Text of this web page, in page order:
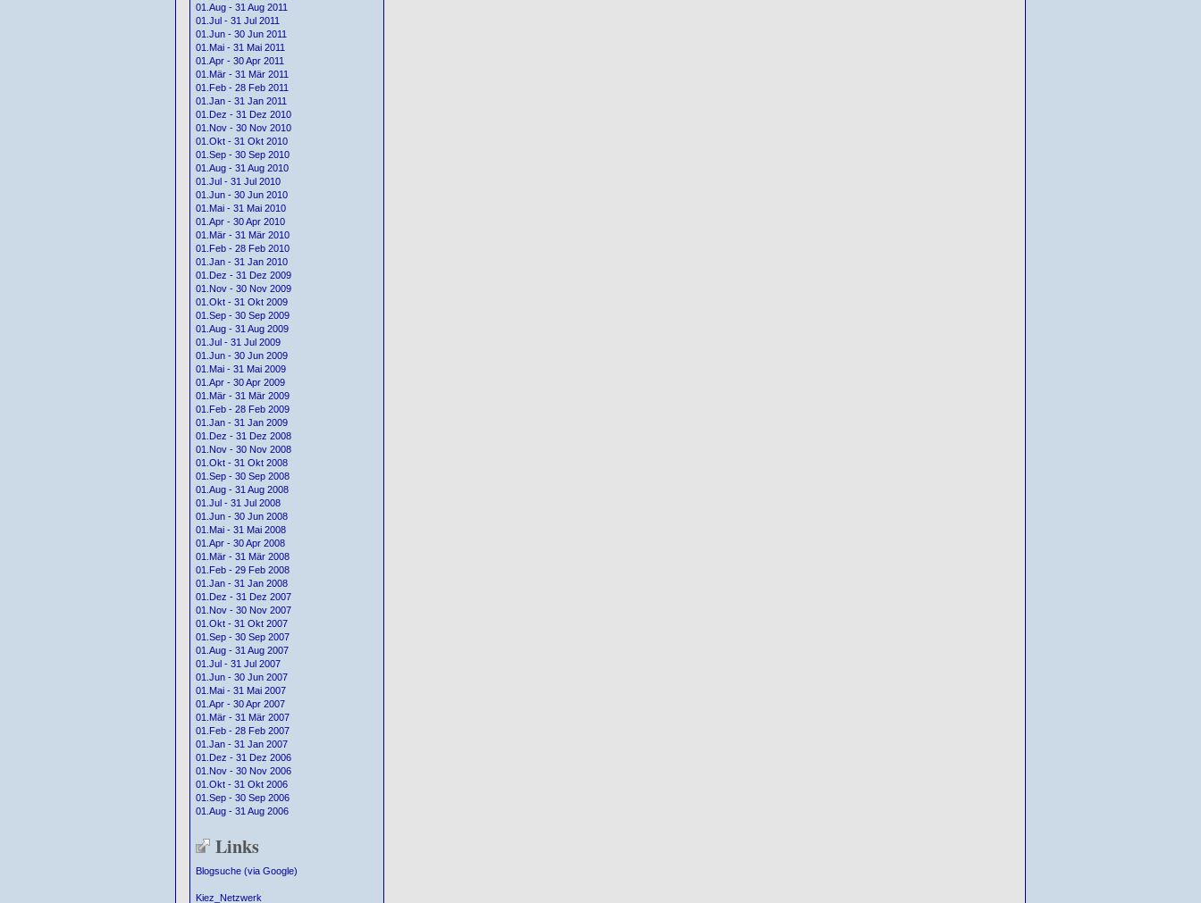
01.Aug - 31 Aug 2011
01.Jul - 31 Jul 2011
01.Jun - 30 Jun 2011
01.Mai - 31 Mai 2011
01.Apr - 30 Apr 2011
01.Mär - 31 Mär 2011
01.Feb - 28 Feb 2011
01.Jan - 31 Jan 2011
01.Dez - 31 Dez 2010
01.Nov - 30 Nov 2010
01.Okt - 31 Okt 2010
01.Sep - 30 Sep 2010
01.Aug - 31 Aug 2010
01.Jul - 31 Jul 2010
01.Jun - 30 Jun 2010
01.Mai - 31 Mai 2010
01.Apr - 30 Apr 2010
01.Mär - 31 Mär 2010
01.Feb - 28 Feb 2010
01.Jan - 31 Jan 2010
01.Dez - 31 Dez 2009
01.Nov - 30 Nov 2009
01.Okt - 31 Okt 2009
01.Sep - 30 Sep 2009
01.Aug - 31 Aug 2009
01.Jul - 31 Jul 2009
01.Jun - 30 Jun 2009
01.Mai - 31 Mai 2009
01.Apr - 30 Apr 2009
01.Mär - 31 Mär 2009
01.Feb - 28 Feb 2009
01.Jan - 31 Jan 2009
01.Dez - 31 Dez 2008
01.Nov - 30 Nov 2008
01.Okt - 31 Okt 2008
01.Sep - 30 Sep 2008
01.Aug - 31 Aug 2008
01.Jul - 31 Jul 2008
01.Jun - 30 Jun 2008
01.Mai - 31 Mai 2008
01.Apr - 30 Apr 2008
01.Mär - 31 Mär 2008
01.Feb - 29 Feb 2008
01.Jan - 31 Jan 2008
01.Dez - 31 Dez 2007
01.Nov - 30 Nov 2007
01.Okt - 31 Okt 2007
01.Sep - 30 Sep 2007
01.Aug - 31 Aug 2007
01.Jul - 31 Jul 2007
01.Jun - 30 Jun 2007
01.Mai - 31 Mai 2007
01.Apr - 30 Apr 2007
01.Mär - 31 Mär 2007
01.Feb - 28 Feb 2007
01.Jan - 31 Jan 2007
01.Dez - 31 Dez 2006
01.Nov - 30 Nov 2006
01.Okt - 31 Okt 2006
01.Sep - 30 Sep 2006
01.Aug - 31 Aug 2006
Links
Blogsuche (via Google)
Kiez_Netzwerk